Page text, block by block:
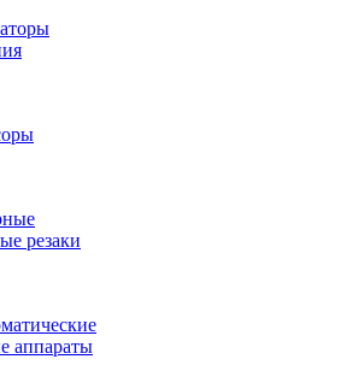
резаки
аппараты